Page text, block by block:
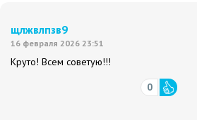
щлжвлпзв9
16 февраля 2026 23:51
Круто! Всем советую!!!
0